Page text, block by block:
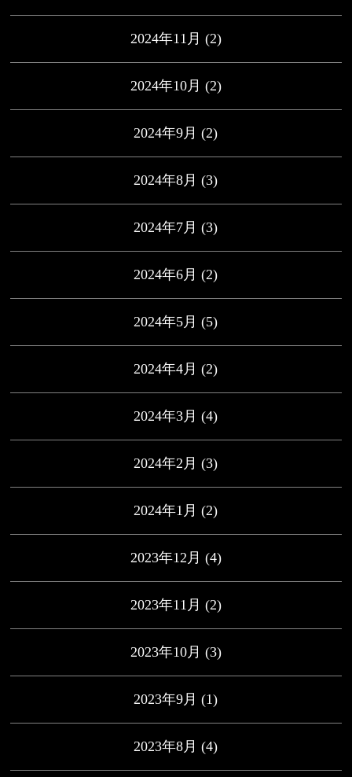
2024年11月 (2)
2024年10月 (2)
2024年9月 (2)
2024年8月 (3)
2024年7月 (3)
2024年6月 (2)
2024年5月 (5)
2024年4月 (2)
2024年3月 (4)
2024年2月 (3)
2024年1月 (2)
2023年12月 (4)
2023年11月 (2)
2023年10月 (3)
2023年9月 (1)
2023年8月 (4)